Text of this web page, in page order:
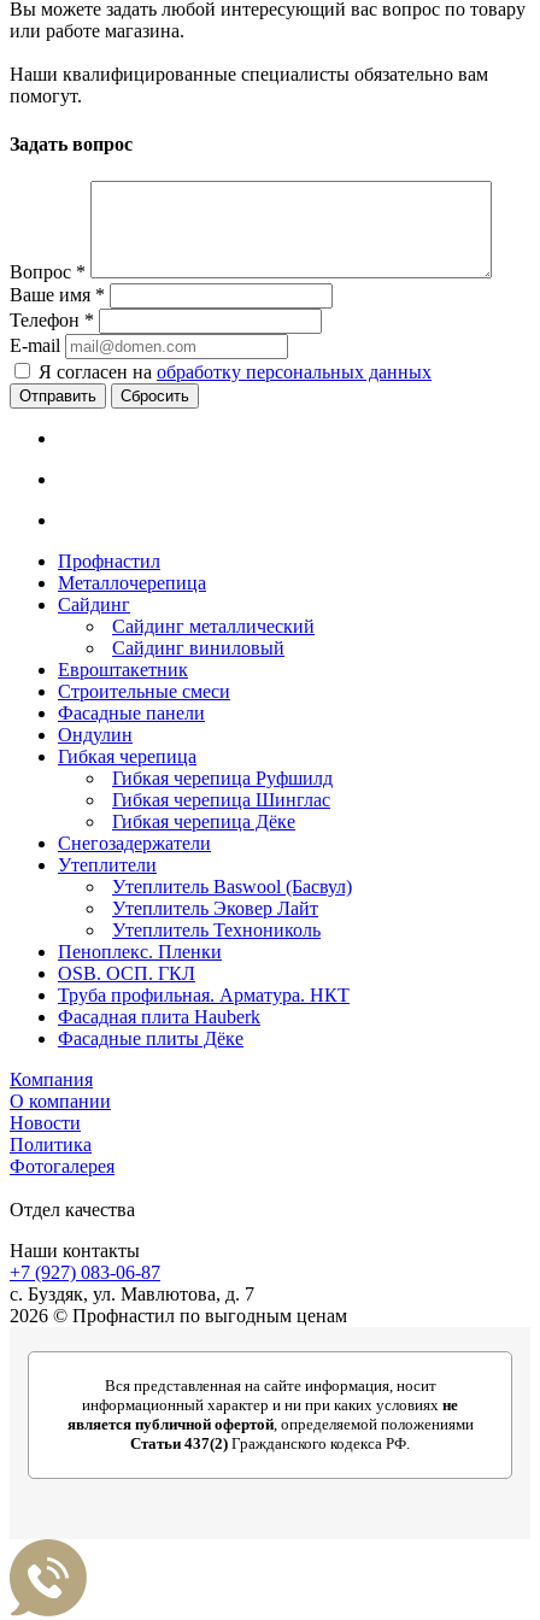
Вы можете задать любой интересующий вас вопрос по товару
или работе магазина.
Наши квалифицированные специалисты обязательно вам
помогут.
Задать вопрос
Вопрос *
Ваше имя *
Телефон *
E-mail
Я согласен на обработку персональных данных
Сбросить
Профнастил
Металлочерепица
Сайдинг
Сайдинг металлический
Сайдинг виниловый
Евроштакетник
Строительные смеси
Фасадные панели
Ондулин
Гибкая черепица
Гибкая черепица Руфшилд
Гибкая черепица Шинглас
Гибкая черепица Дёке
Снегозадержатели
Утеплители
Утеплитель Baswool (Басвул)
Утеплитель Эковер Лайт
Утеплитель Технониколь
Пеноплекс. Пленки
OSB. ОСП. ГКЛ
Труба профильная. Арматура. НКТ
Фасадная плита Hauberk
Фасадные плиты Дёке
Компания
О компании
Новости
Политика
Фотогалерея
Отдел качества
Наши контакты
+7 (927) 083-06-87
c. Буздяк, ул. Мавлютова, д. 7
2026 © Профнастил по выгодным ценам
Вся представленная на сайте информация, носит
информационный характер и ни при каких условиях не
является публичной офертой, определяемой положениями
Статьи 437(2) Гражданского кодекса РФ.